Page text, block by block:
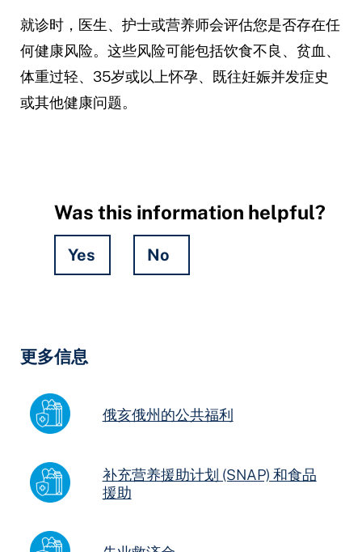
就诊时，医生、护士或营养师会评估您是否存在任
何健康风险。这些风险可能包括饮食不良、贫血、
体重过轻、35岁或以上怀孕、既往妊娠并发症史
或其他健康问题。
Was this information helpful?
Yes No
更多信息
俄亥俄州的公共福利
补充营养援助计划 (SNAP) 和食品
援助